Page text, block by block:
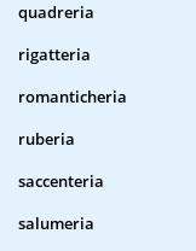
quadreria
rigatteria
romanticheria
ruberia
saccenteria
salumeria